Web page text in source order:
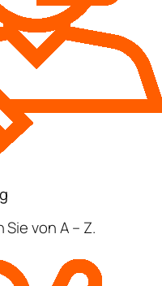
von A – Z.